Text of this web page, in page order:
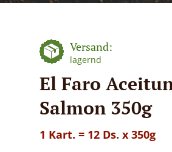
Versand:
lagernd
El Faro
Salmon 350g
1 Kart. = 12 Ds. x 350g